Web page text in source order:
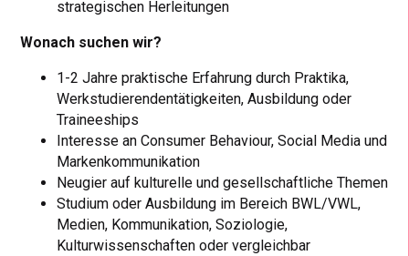
strategischen Herleitungen
Wonach suchen wir?
1-2 Jahre praktische Erfahrung durch Praktika,
Werkstudierendentätigkeiten, Ausbildung oder
Traineeships
Interesse an Consumer Behaviour, Social Media und
Markenkommunikation
Neugier auf kulturelle und gesellschaftliche Themen
Studium oder Ausbildung im Bereich BWL/VWL,
Medien, Kommunikation, Soziologie,
Kulturwissenschaften oder vergleichbar